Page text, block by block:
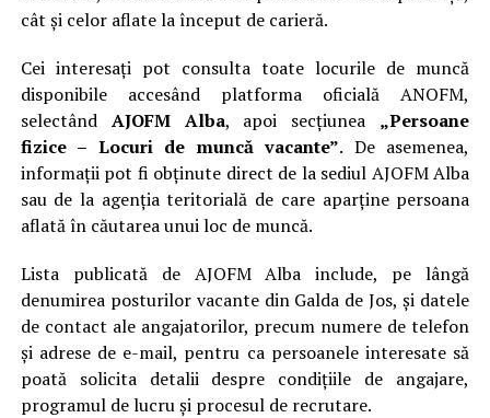
cât și celor aflate la început de carieră.
Cei interesați pot consulta toate locurile de muncă
disponibile accesând platforma oficială ANOFM,
selectând AJOFM Alba, apoi secțiunea „Persoane
fizice – Locuri de muncă vacante”. De asemenea,
informații pot fi obținute direct de la sediul AJOFM Alba
sau de la agenția teritorială de care aparține persoana
aflată în căutarea unui loc de muncă.
Lista publicată de AJOFM Alba include, pe lângă
denumirea posturilor vacante din Galda de Jos, și datele
de contact ale angajatorilor, precum numere de telefon
și adrese de e-mail, pentru ca persoanele interesate să
poată solicita detalii despre condițiile de angajare,
programul de lucru și procesul de recrutare.